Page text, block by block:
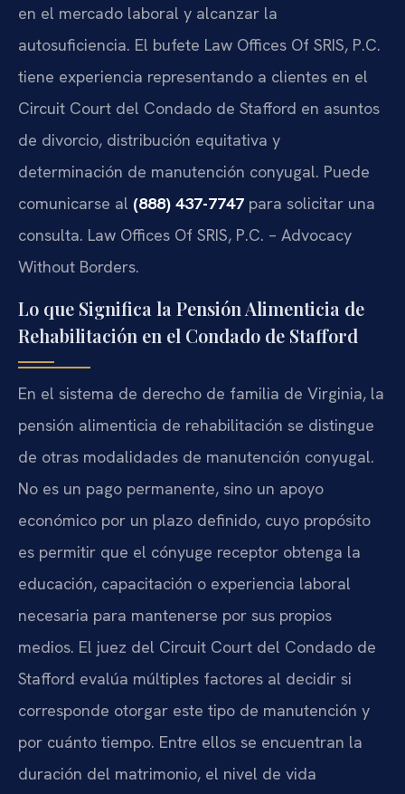
en el mercado laboral y alcanzar la
autosuficiencia. El bufete Law Offices Of SRIS, P.C.
tiene experiencia representando a clientes en el
Circuit Court del Condado de Stafford en asuntos
de divorcio, distribución equitativa y
determinación de manutención conyugal. Puede
comunicarse al (888) 437-7747 para solicitar una
consulta. Law Offices Of SRIS, P.C. – Advocacy
Without Borders.
Lo que Significa la Pensión Alimenticia de
Rehabilitación en el Condado de Stafford
En el sistema de derecho de familia de Virginia, la
pensión alimenticia de rehabilitación se distingue
de otras modalidades de manutención conyugal.
No es un pago permanente, sino un apoyo
económico por un plazo definido, cuyo propósito
es permitir que el cónyuge receptor obtenga la
educación, capacitación o experiencia laboral
necesaria para mantenerse por sus propios
medios. El juez del Circuit Court del Condado de
Stafford evalúa múltiples factores al decidir si
corresponde otorgar este tipo de manutención y
por cuánto tiempo. Entre ellos se encuentran la
duración del matrimonio, el nivel de vida